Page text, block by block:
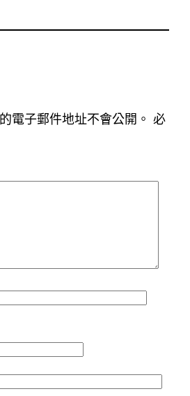
電子郵件地址不會公開。 必